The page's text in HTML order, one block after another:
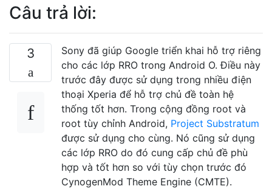
Câu trả lời:
3
Sony đã giúp Google triển khai hỗ trợ riêng
cho các lớp RRO trong Android O. Điều này
trước đây được sử dụng trong nhiều điện
thoại Xperia để hỗ trợ chủ đề toàn hệ
thống tốt hơn. Trong cộng đồng root và
root tùy chỉnh Android, Project Substratum
được sử dụng cho cùng. Nó cũng sử dụng
các lớp RRO do đó cung cấp chủ đề phù
hợp và tốt hơn so với tùy chọn trước đó
CynogenMod Theme Engine (CMTE).